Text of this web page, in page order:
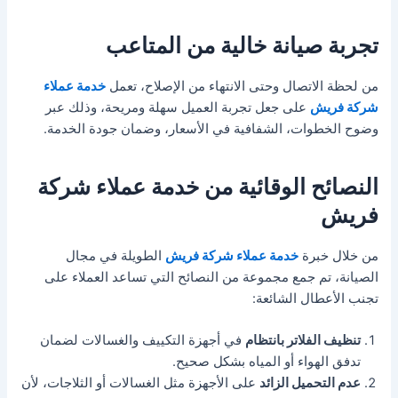
تجربة صيانة خالية من المتاعب
من لحظة الاتصال وحتى الانتهاء من الإصلاح، تعملخدمة عملاء
شركة فريش على جعل تجربة العميل سهلة ومريحة، وذلك عبر
وضوح الخطوات، الشفافية في الأسعار، وضمان جودة الخدمة.
النصائح الوقائية من خدمة عملاء شركة
فريش
من خلال خبرةخدمة عملاء شركة فريش الطويلة في مجال
الصيانة، تم جمع مجموعة من النصائح التي تساعد العملاء على
تجنب الأعطال الشائعة:
تنظيف الفلاتر بانتظام في أجهزة التكييف والغسالات لضمان
تدفق الهواء أو المياه بشكل صحيح.
عدم التحميل الزائد على الأجهزة مثل الغسالات أو الثلاجات، لأن